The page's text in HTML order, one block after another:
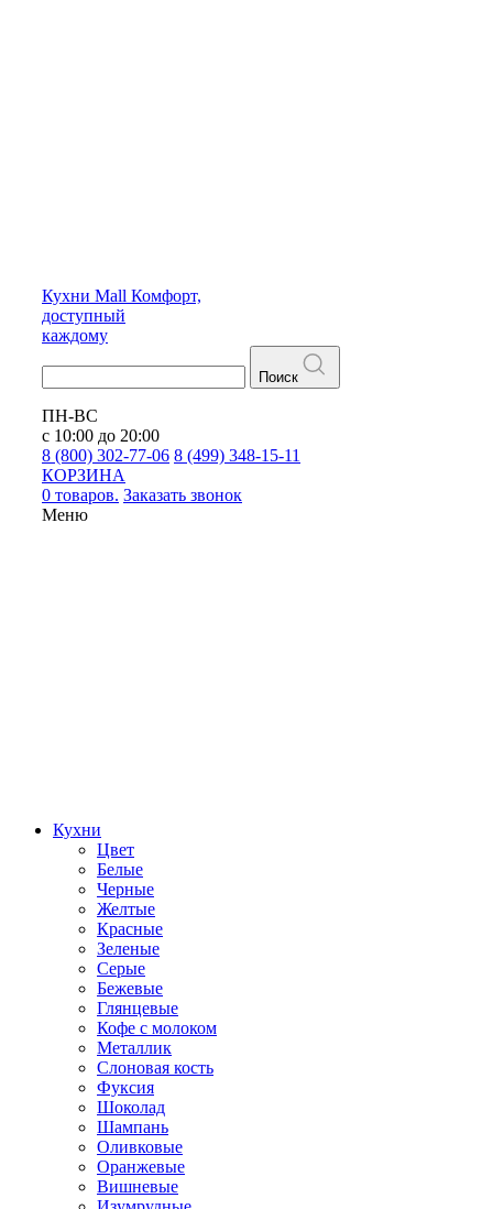
Кухни Mall Комфорт,
доступный
каждому
Поиск
ПН-ВС
с 10:00 до 20:00
8 (800) 302-77-06 8 (499) 348-15-11
КОРЗИНА
0 товаров. Заказать звонок
Меню
Кухни
Цвет
Белые
Черные
Желтые
Красные
Зеленые
Серые
Бежевые
Глянцевые
Кофе с молоком
Металлик
Слоновая кость
Фуксия
Шоколад
Шампань
Оливковые
Оранжевые
Вишневые